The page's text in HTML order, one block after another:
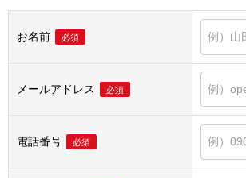
お名前 必須
メールアドレス 必須
電話番号 必須